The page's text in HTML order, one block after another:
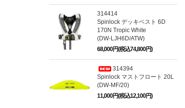
314414
Spinlock デッキベスト 6D
170N Tropic White
(DW-LJH6D/ATW)
68,000円(税込74,800円)
314394
Spinlock マストフロート 20L
(DW-MF/20)
11,000円(税込12,100円)